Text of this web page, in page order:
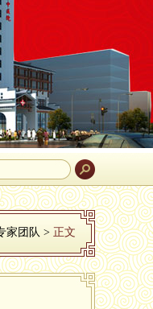
家团队 > 正文